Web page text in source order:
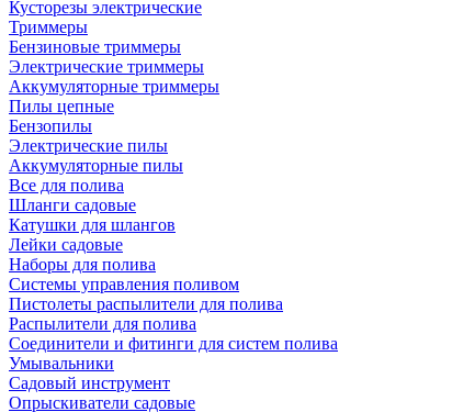
Кусторезы электрические
Триммеры
Бензиновые триммеры
Электрические триммеры
Аккумуляторные триммеры
Пилы цепные
Бензопилы
Электрические пилы
Аккумуляторные пилы
Все для полива
Шланги садовые
Катушки для шлангов
Лейки садовые
Наборы для полива
Системы управления поливом
Пистолеты распылители для полива
Распылители для полива
Соединители и фитинги для систем полива
Умывальники
Садовый инструмент
Опрыскиватели садовые